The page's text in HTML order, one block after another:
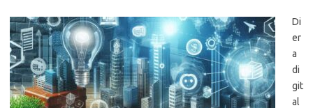
Di
er
a
di
git
al